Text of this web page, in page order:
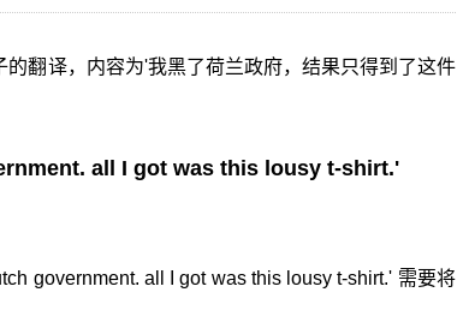
的翻译，内容为'我黑了荷兰政府，结果只得到了这件
all I got was this lousy t-shirt.'
government. all I got was this lousy t-shirt.' 需要将